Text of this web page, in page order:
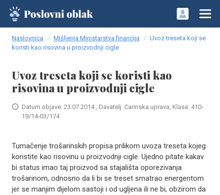
Naslovnica Mišljenja Ministarstva financija
Uvoz treseta koji se
koristi kao risovina u proizvodnji cigle
Uvoz treseta koji se koristi kao
risovina u proizvodnji cigle
Datum objave: 23.07.2014., Davatelj: Carinska uprava, Klasa: 410-
19/14-03/174
Tumačenje trošarinskih propisa prilikom uvoza treseta kojeg
koristite kao risovinu u proizvodnji cigle. Ujedno pitate kakav
bi status imao taj proizvod sa stajališta oporezivanja
trošarinom, odnosno da li bi se treset smatrao energentom
jer se manjim dijelom sastoji i od ugljena ili ne bi, obzirom da